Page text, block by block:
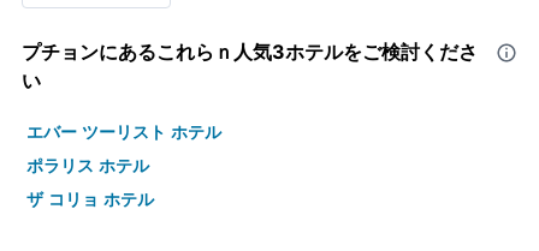
プチョン​にあるこれらｎ人気3ホテルをご検討くださ
い
エバー ツーリスト ホテル
ポラリス ホテル
ザ コリョ ホテル